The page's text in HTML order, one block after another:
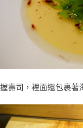
握壽司，裡面還包裹著